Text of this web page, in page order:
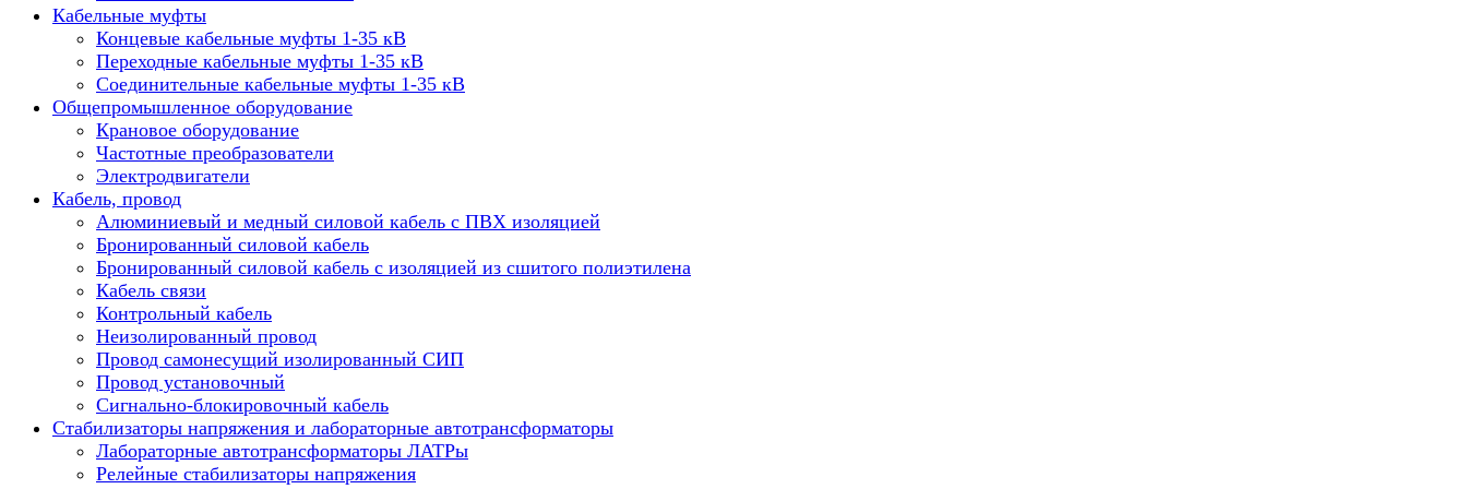
Кабельные муфты
Концевые кабельные муфты 1-35 кВ
Переходные кабельные муфты 1-35 кВ
Соединительные кабельные муфты 1-35 кВ
Общепромышленное оборудование
Крановое оборудование
Частотные преобразователи
Электродвигатели
Кабель, провод
Алюминиевый и медный силовой кабель с ПВХ изоляцией
Бронированный силовой кабель
Бронированный силовой кабель с изоляцией из сшитого полиэтилена
Кабель связи
Контрольный кабель
Неизолированный провод
Провод самонесущий изолированный СИП
Провод установочный
Сигнально-блокировочный кабель
Стабилизаторы напряжения и лабораторные автотрансформаторы
Лабораторные автотрансформаторы ЛАТРы
Релейные стабилизаторы напряжения